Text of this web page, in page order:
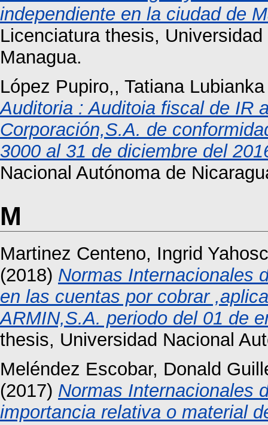
independiente en la ciudad de
Licenciatura thesis,
Managua.
López Pupiro,, Tatiana Lubianka
Auditoria : Auditoia fiscal de IR
Corporación,S.A. de
3000 al 31 de diciembre del
Nacional Autónoma de
M
Martinez Centeno, Ingrid
(2018) Normas Internacionales
en las cuentas por cobrar
ARMIN,S.A. periodo del 01 de
thesis, Universidad Nacional
Meléndez Escobar, Donald
(2017) Normas Internacionales
importancia relativa o material